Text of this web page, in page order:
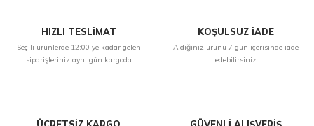
HIZLI TESLİMAT
Seçili ürünlerde 12:00 ye kadar gelen
siparişleriniz aynı gün kargoda
KOŞULSUZ İADE
Aldığınız ürünü 7 gün içerisinde iade
edebilirsiniz